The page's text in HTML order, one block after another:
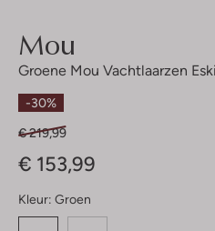
Mou
Groene Mou Vachtlaarzen
-30%
€ 219,99
€ 153,99
Kleur: Groen